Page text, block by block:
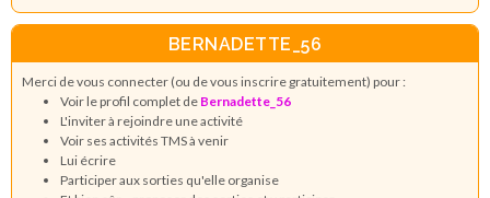
BERNADETTE_56
Merci de vous connecter (ou de vous inscrire gratuitement) pour :
Voir le profil complet de Bernadette_56
L'inviter à rejoindre une activité
Voir ses activités TMS à venir
Lui écrire
Participer aux sorties qu'elle organise